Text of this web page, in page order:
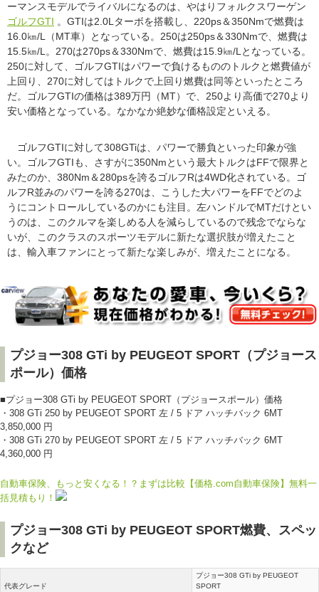
ーマンスモデルでライバルになるのは、やはりフォルクスワーゲン
ゴルフGTI 。GTIは2.0Lターボを搭載し、220ps＆350Nmで燃費は
16.0㎞/L（MT車）となっている。250は250ps＆330Nmで、燃費は
15.5㎞/L。270は270ps＆330Nmで、燃費は15.9㎞/Lとなっている。
250に対して、ゴルフGTIはパワーで負けるもののトルクと燃費値が
上回り、270に対してはトルクで上回り燃費は同等といったところ
だ。ゴルフGTIの価格は389万円（MT）で、250より高価で270より
安い価格となっている。なかなか絶妙な価格設定といえる。
ゴルフGTIに対して308GTiは、パワーで勝負といった印象が強
い。ゴルフGTIも、さすがに350Nmという最大トルクはFFで限界と
みたのか、380Nm＆280psを誇るゴルフRは4WD化されている。ゴ
ルフR並みのパワーを誇る270は、こうした大パワーをFFでどのよ
うにコントロールしているのかにも注目。左ハンドルでMTだけとい
うのは、このクルマを楽しめる人を減らしているので残念でならな
いが、このクラスのスポーツモデルに新たな選択肢が増えたこと
は、輸入車ファンにとって新たな楽しみが、増えたことになる。
プジョー308 GTi by PEUGEOT SPORT（プジョース
ポール）価格
■プジョー308 GTi by PEUGEOT SPORT（プジョースポール）価格
・308 GTi 250 by PEUGEOT SPORT 左 / 5 ドア ハッチバック 6MT
3,850,000 円
・308 GTi 270 by PEUGEOT SPORT 左 / 5 ドア ハッチバック 6MT
4,360,000 円
自動車保険、もっと安くなる！？まずは比較【価格.com自動車保険】無料一
括見積もり！
プジョー308 GTi by PEUGEOT SPORT燃費、スペッ
クなど
代表グレード
プジョー308 GTi by PEUGEOT
SPORT